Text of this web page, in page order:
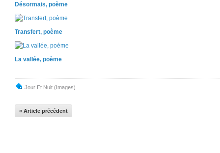
Désormais, poème
Transfert, poème
La vallée, poème
Jour Et Nuit (images)
« Article précédent